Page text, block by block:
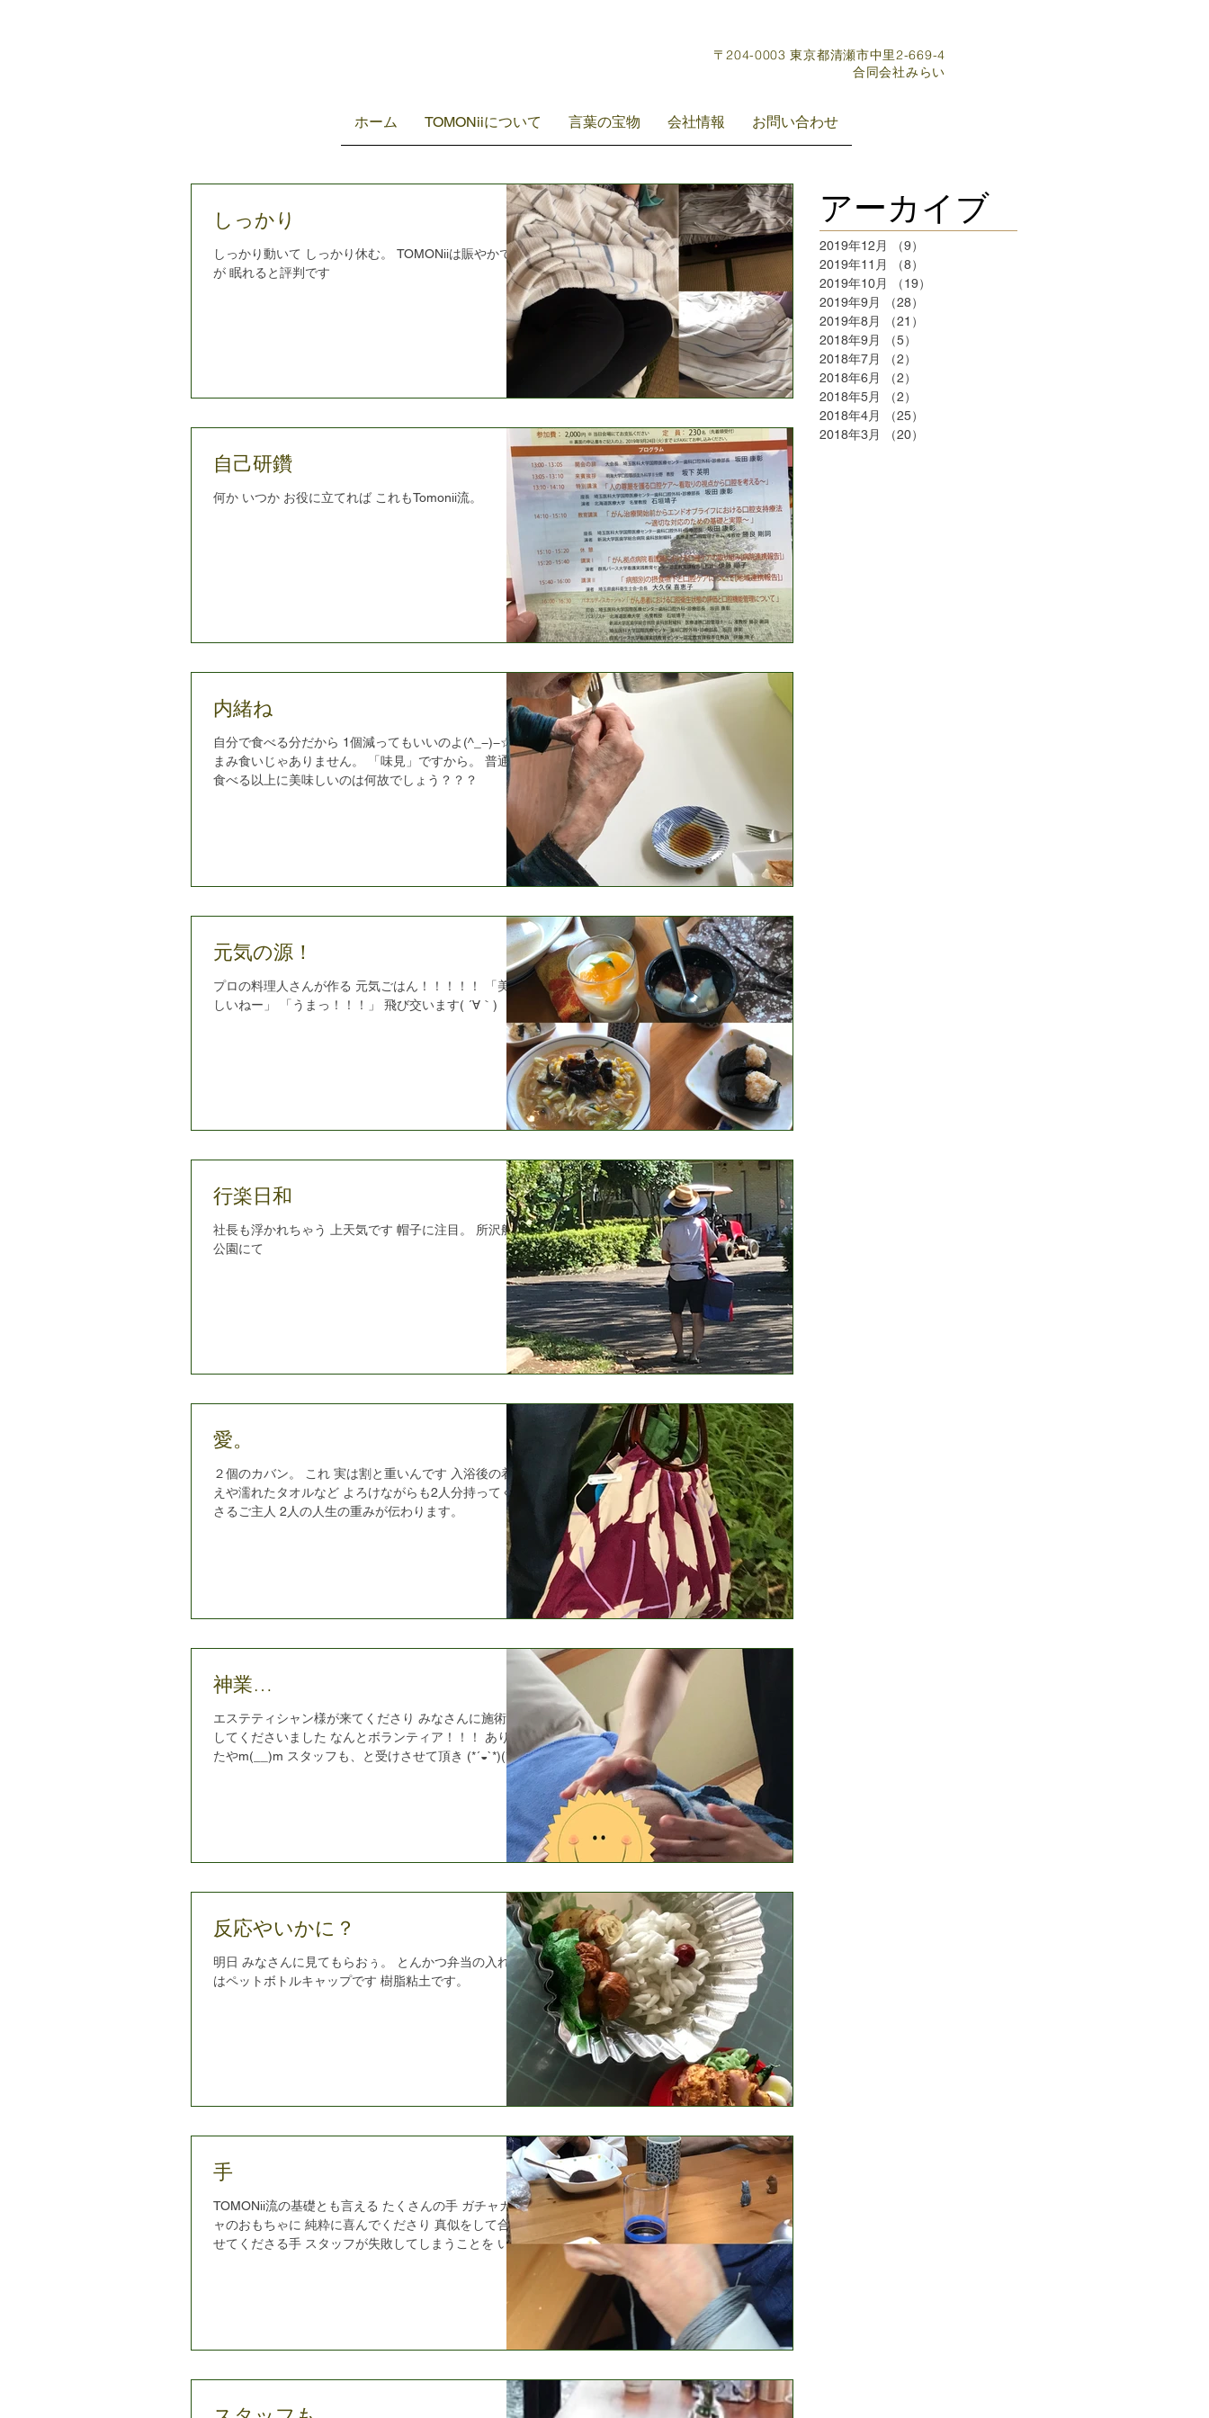
〒204-0003 東京都清瀬市中里2-669-4
​合同会社みらい
ホーム TOMONiiについて 言葉の宝物 会社情報 お問い合わせ
しっかり
しっかり動いて しっかり休む。 TOMONiiは賑やかです
が 眠れると評判です
自己研鑽
何か いつか お役に立てれば これもTomonii流。
内緒ね
自分で食べる分だから 1個減ってもいいのよ(^_−)−☆ つ
まみ食いじゃありません。 「味見」ですから。 普通に
食べる以上に美味しいのは何故でしょう？？？
元気の源！
プロの料理人さんが作る 元気ごはん！！！！！ 「美味
しいねー」 「うまっ！！！」 飛び交います( ´∀｀)
行楽日和
社長も浮かれちゃう 上天気です 帽子に注目。 所沢航空
公園にて
愛。
２個のカバン。 これ 実は割と重いんです 入浴後の着替
えや濡れたタオルなど よろけながらも2人分持ってくだ
さるご主人 2人の人生の重みが伝わります。
神業…
エステティシャン様が来てくださり みなさんに施術を
してくださいました なんとボランティア！！！ ありが
たやm(__)m スタッフも、と受けさせて頂き (*´◒`*)(*
´◒`*)(*´◒`*) ちなみにこちらは 社長(男子)でございます
反応やいかに？
明日 みなさんに見てもらおぅ。 とんかつ弁当の入れ物
はペットボトルキャップです 樹脂粘土です。
手
TOMONii流の基礎とも言える たくさんの手 ガチャガチ
ャのおもちゃに 純粋に喜んでくださり 真似をして合わ
せてくださる手 スタッフが失敗してしまうことを いと
アーカイブ
2019年12月 （9）
2019年11月
（8）
2019年10月
（19）
2019年9月
（28）
2019年8月
（21）
2018年9月
（5）
2018年7月
（2）
2018年6月
（2）
2018年5月
（2）
2018年4月
（25）
2018年3月
（20）